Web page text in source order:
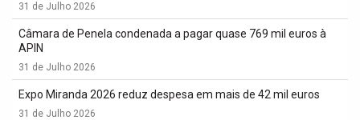
31 de Julho 2026
Câmara de Penela condenada a pagar quase 769 mil euros à
APIN
31 de Julho 2026
Expo Miranda 2026 reduz despesa em mais de 42 mil euros
31 de Julho 2026